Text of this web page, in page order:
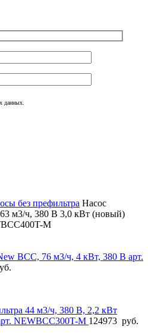
данных.
без префильтра Насос
63 м3/ч, 380 В 3,0 кВт (новый)
M
BCC, 76 м3/ч, 4 кВт, 380 В арт.
44 м3/ч, 380 В, 2,2 кВт
NEWBCC300T-M 124973 руб.